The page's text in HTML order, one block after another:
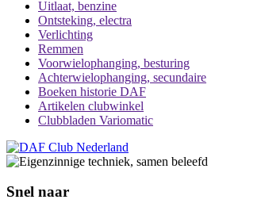
Uitlaat, benzine
Ontsteking, electra
Verlichting
Remmen
Voorwielophanging, besturing
Achterwielophanging, secundaire
Boeken historie DAF
Artikelen clubwinkel
Clubbladen Variomatic
Snel naar